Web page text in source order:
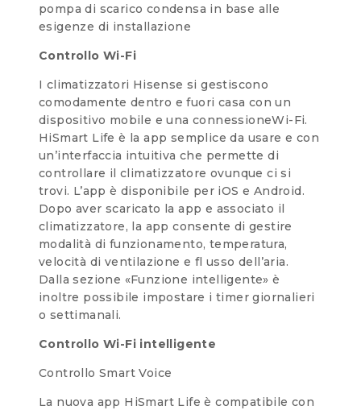
pompa di scarico condensa in base alle
esigenze di installazione
Controllo Wi-Fi
I climatizzatori Hisense si gestiscono
comodamente dentro e fuori casa con un
dispositivo mobile e una connessioneWi-Fi.
HiSmart Life è la app semplice da usare e con
un’interfaccia intuitiva che permette di
controllare il climatizzatore ovunque ci si
trovi. L’app è disponibile per iOS e Android.
Dopo aver scaricato la app e associato il
climatizzatore, la app consente di gestire
modalità di funzionamento, temperatura,
velocità di ventilazione e fl usso dell’aria.
Dalla sezione «Funzione intelligente» è
inoltre possibile impostare i timer giornalieri
o settimanali.
Controllo Wi-Fi intelligente
Controllo Smart Voice
La nuova app HiSmart Life è compatibile con